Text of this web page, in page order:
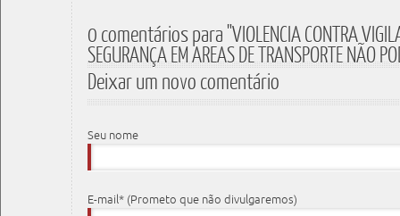
0 comentários para "VIOLENCIA CONTRA
SEGURANÇA EM AREAS DE TRANSPORTE NÃO
Deixar um novo comentário
Seu nome
E-mail* (Prometo que não divulgaremos)